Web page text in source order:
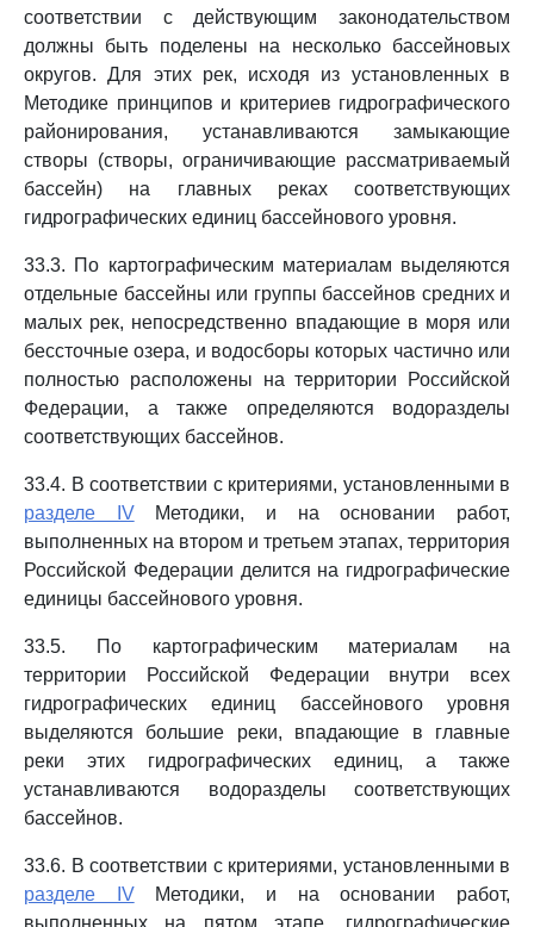
соответствии с действующим законодательством
должны быть поделены на несколько бассейновых
округов. Для этих рек, исходя из установленных в
Методике принципов и критериев гидрографического
районирования, устанавливаются замыкающие
створы (створы, ограничивающие рассматриваемый
бассейн) на главных реках соответствующих
гидрографических единиц бассейнового уровня.
33.3. По картографическим материалам выделяются
отдельные бассейны или группы бассейнов средних и
малых рек, непосредственно впадающие в моря или
бессточные озера, и водосборы которых частично или
полностью расположены на территории Российской
Федерации, а также определяются водоразделы
соответствующих бассейнов.
33.4. В соответствии с критериями, установленными в
разделе IVМетодики, и на основании работ,
выполненных на втором и третьем этапах, территория
Российской Федерации делится на гидрографические
единицы бассейнового уровня.
33.5. По картографическим материалам на
территории Российской Федерации внутри всех
гидрографических единиц бассейнового уровня
выделяются большие реки, впадающие в главные
реки этих гидрографических единиц, а также
устанавливаются водоразделы соответствующих
бассейнов.
33.6. В соответствии с критериями, установленными в
разделе IVМетодики, и на основании работ,
выполненных на пятом этапе, гидрографические